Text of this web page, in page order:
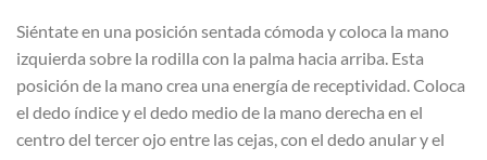
Siéntate en una posición sentada cómoda y coloca la mano
izquierda sobre la rodilla con la palma hacia arriba. Esta
posición de la mano crea una energía de receptividad. Coloca
el dedo índice y el dedo medio de la mano derecha en el
centro del tercer ojo entre las cejas, con el dedo anular y el